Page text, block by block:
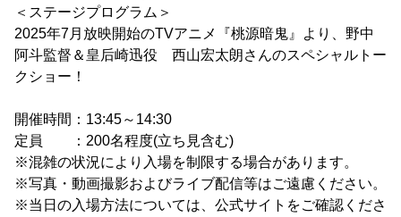
＜ステージプログラム＞
2025年7月放映開始のTVアニメ『桃源暗鬼』より、野中
阿斗監督＆皇后崎迅役 西山宏太朗さんのスペシャルトー
クショー！
開催時間：13:45～14:30
定員 ：200名程度(立ち見含む)
※混雑の状況により入場を制限する場合があります。
※写真・動画撮影およびライブ配信等はご遠慮ください。
※当日の入場方法については、公式サイトをご確認くださ